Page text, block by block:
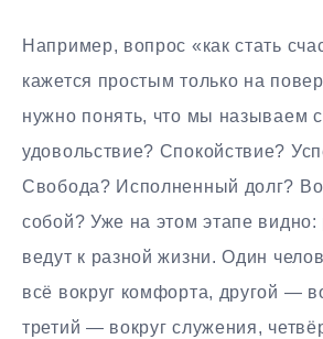
Например, вопрос «как стать
кажется простым только на
нужно понять, что мы называем
удовольствие? Спокойствие?
Свобода? Исполненный долг?
собой? Уже на этом этапе видно:
ведут к разной жизни. Один
всё вокруг комфорта, другой —
третий — вокруг служения,